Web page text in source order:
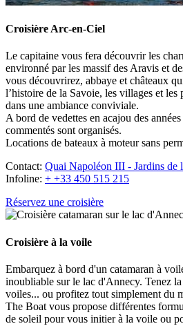
Croisière Arc-en-Ciel
Le capitaine vous fera découvrir les
environné par les massif des Aravis et
vous découvrirez, abbaye et châteaux
l’histoire de la Savoie, les villages et
dans une ambiance conviviale.
A bord de vedettes en acajou des
commentés sont organisés.
Locations de bateaux à moteur sans
Contact: Quai Napoléon III - Jardins
Infoline: + +33 450 515 215
Réservez une croisière
Croisière à la voile
Embarquez à bord d'un catamaran à
inoubliable sur le lac d'Annecy. Tenez
voiles... ou profitez tout simplement du
The Boat vous propose différentes
de soleil pour vous initier à la voile ou